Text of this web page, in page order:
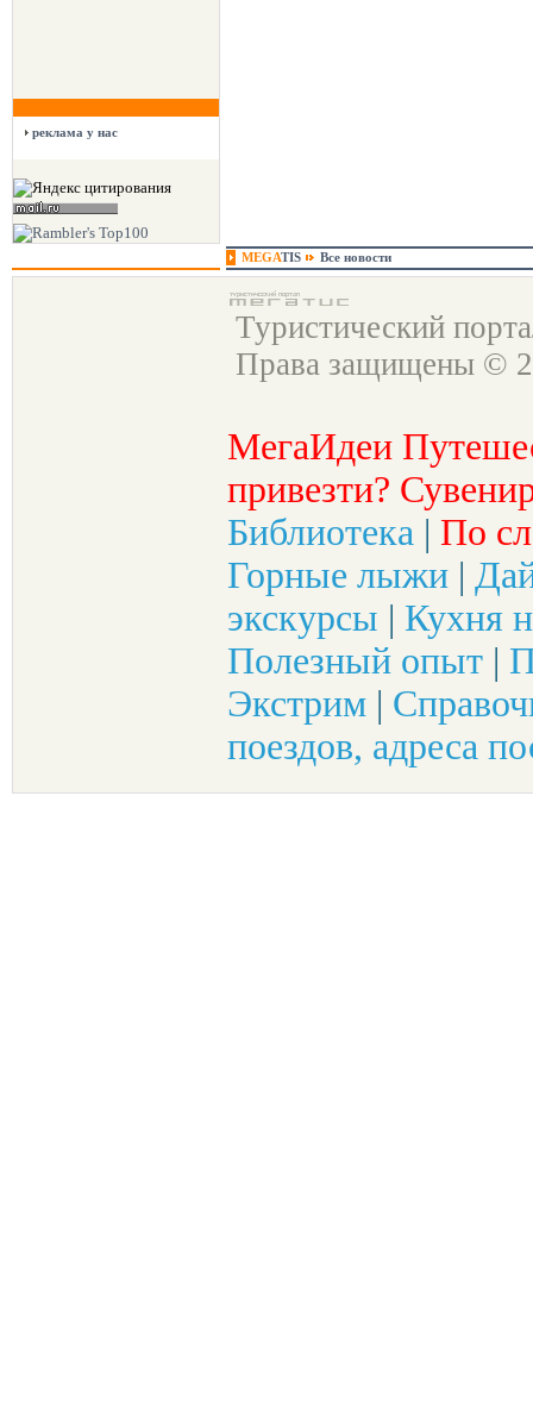
реклама у нас
MEGATIS Все новости
Туристический
Права защищены ©
МегаИдеи
привезти?
Библиотека | По
Горные лыжи |
экскурсы | Кухня
Полезный опыт |
Экстрим |
поездов, адреса